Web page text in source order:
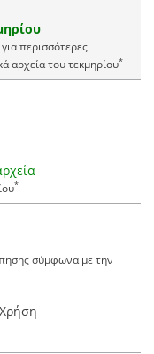
περισσότερες
αρχεία του τεκμηρίου*
*
σύμφωνα με την